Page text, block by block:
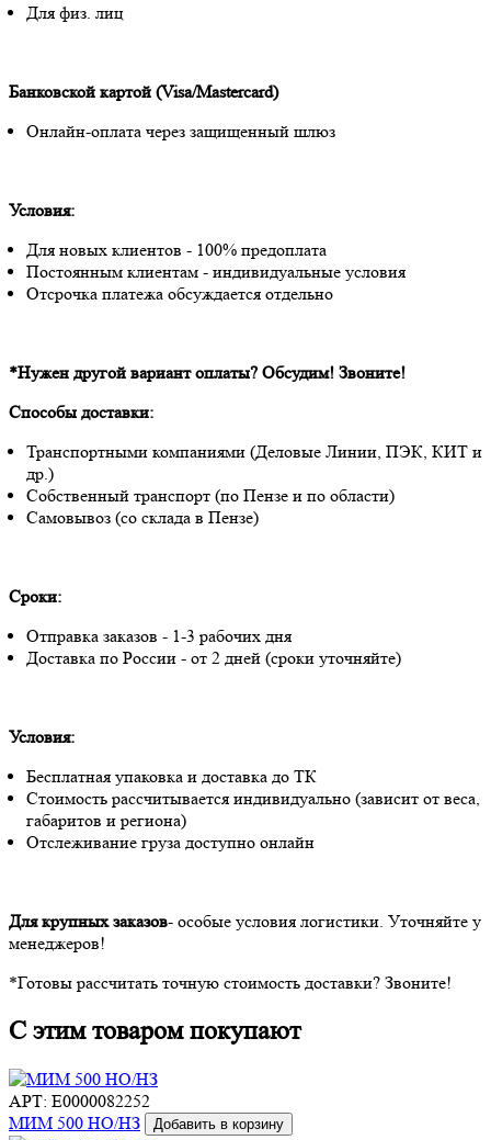
Для физ. лиц
Банковской картой (Visa/Mastercard)
Онлайн-оплата через защищенный шлюз
Условия:
Для новых клиентов - 100% предоплата
Постоянным клиентам - индивидуальные условия
Отсрочка платежа обсуждается отдельно
*Нужен другой вариант оплаты? Обсудим! Звоните!
Способы доставки:
Транспортными компаниями (Деловые Линии, ПЭК, КИТ и
др.)
Собственный транспорт (по Пензе и по области)
Самовывоз (со склада в Пензе)
Сроки:
Отправка заказов - 1-3 рабочих дня
Доставка по России - от 2 дней (сроки уточняйте)
Условия:
Бесплатная упаковка и доставка до ТК
Стоимость рассчитывается индивидуально (зависит от веса,
габаритов и региона)
Отслеживание груза доступно онлайн
Для крупных заказов- особые условия логистики. Уточняйте у
менеджеров!
*Готовы рассчитать точную стоимость доставки? Звоните!
С этим товаром покупают
АРТ: E0000082252
МИМ 500 НО/НЗ
Добавить в корзину